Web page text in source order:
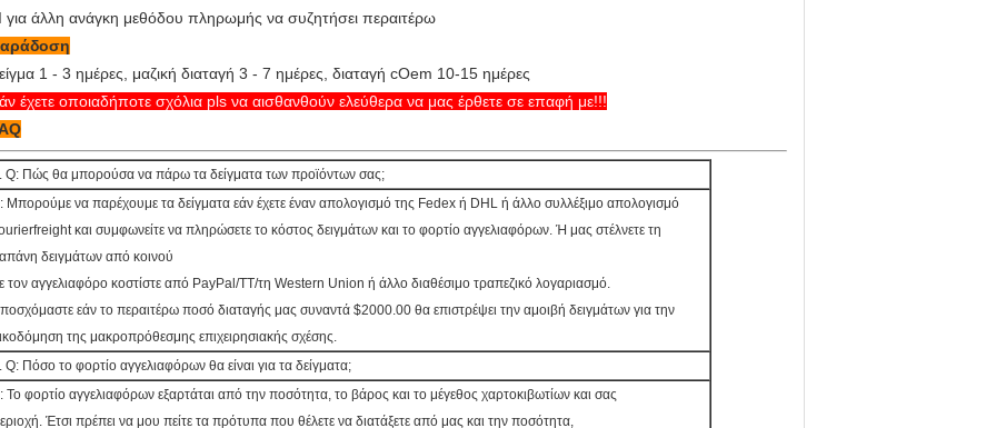
άλλη ανάγκη μεθόδου πληρωμής να συζητήσει περαιτέρω
1 - 3 ημέρες, μαζική διαταγή 3 - 7 ημέρες, διαταγή cOem 10-15 ημέρες
έχετε οποιαδήποτε σχόλια pls να αισθανθούν ελεύθερα να μας έρθετε σε επαφή με!!!
Q: Πώς θα μπορούσα να πάρω τα δείγματα των προϊόντων σας;
Μπορούμε να παρέχουμε τα δείγματα εάν έχετε έναν απολογισμό της Fedex ή DHL ή άλλο συλλέξιμο απολογισμό
και συμφωνείτε να πληρώσετε το κόστος δειγμάτων και το φορτίο αγγελιαφόρων. Ή μας στέλνετε τη
δειγμάτων από κοινού
τον αγγελιαφόρο κοστίστε από PayPal/TT/τη Western Union ή άλλο διαθέσιμο τραπεζικό λογαριασμό.
εάν το περαιτέρω ποσό διαταγής μας συναντά $2000.00 θα επιστρέψει την αμοιβή δειγμάτων για την
της μακροπρόθεσμης επιχειρησιακής σχέσης.
Q: Πόσο το φορτίο αγγελιαφόρων θα είναι για τα δείγματα;
Το φορτίο αγγελιαφόρων εξαρτάται από την ποσότητα, το βάρος και το μέγεθος χαρτοκιβωτίων και σας
Έτσι πρέπει να μου πείτε τα πρότυπα που θέλετε να διατάξετε από μας και την ποσότητα,